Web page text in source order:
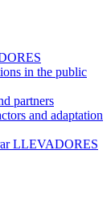
in the public
partners
and adaptation
LLEVADORES